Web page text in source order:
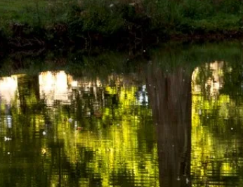
ORGANISEER EEN
BRUILOFT OF PRIVÉ-
EVENEMENT